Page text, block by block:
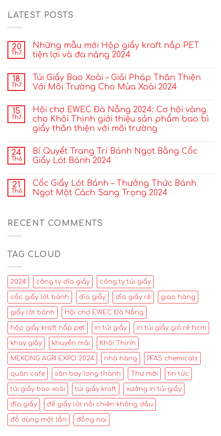
LATEST POSTS
20
Th7
Những mẫu mới Hộp giấy kraft nắp PET
tiện lợi và đa năng 2024
18
Th7
Túi Giấy Bao Xoài – Giải Pháp Thân Thiện
Với Môi Trường Cho Mùa Xoài 2024
15
Th7
Hội chợ EWEC Đà Nẵng 2024: Cơ hội vàng
cho Khôi Thịnh giới thiệu sản phẩm bao bì
giấy thân thiện với môi trường
24
Th6
Bí Quyết Trang Trí Bánh Ngọt Bằng Cốc
Giấy Lót Bánh 2024
21
Th6
Cốc Giấy Lót Bánh – Thưởng Thức Bánh
Ngọt Một Cách Sang Trọng 2024
RECENT COMMENTS
TAG CLOUD
2024 công ty dĩa giấy công ty túi giấy
cốc giấy lót bánh dĩa giấy dĩa giấy rẻ giao hàng
giấy lót bánh Hội chợ EWEC Đà Nẵng
hộp giấy kraft nắp pet in túi giấy in túi giấy giá rẻ hcm
khay giấy khuyến mãi Khôi Thịnh
MEKONG AGRI EXPO 2024 nhà hàng PFAS chemicals
quán cafe sân bay long thành Thư mời tin tức
túi giấy bao xoài túi giấy kraft xưởng in túi giấy
đĩa giấy đế giấy lót nồi chiên không dầu
đồ dùng một lần đồng nai